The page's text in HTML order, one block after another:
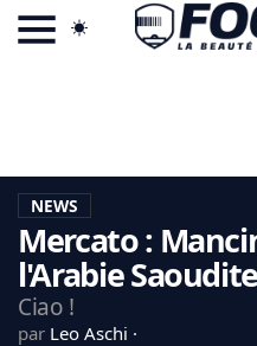
LA CHARTE
VIE PRIVÉE
CGU
CONTACTEZ-NOUS
NEWS
Mercato :
l'Arabie Saoudite
Ciao !
par Leo Aschi